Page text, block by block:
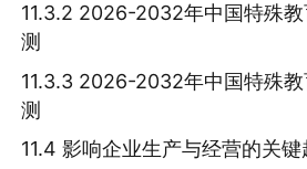
11.3.2 2026-2032年中国特殊
测
11.3.3 2026-2032年中国特殊
测
11.4 影响企业生产与经营的关键